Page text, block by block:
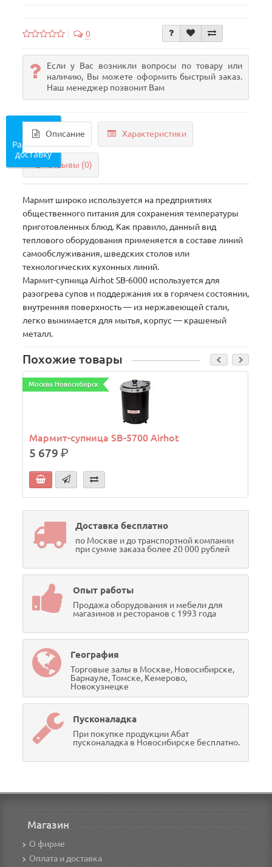
0
Если у Вас возникли вопросы по товару или
наличию, Вы можете оформить быстрый заказ.
Наш менеджер позвонит Вам
Описание Характеристики
Отзывы (0)
Мармит широко используется на предприятиях
общественного питания для сохранения температуры
приготовленных блюд. Как правило, данный вид
теплового оборудования применяется в составе линий
самообслуживания, шведских столов или
технологических кухонных линий.
Мармит-супница Airhot SB-6000 используется для
разогрева супов и поддержания их в горячем состоянии,
внутренняя поверхность — из нержавеющей стали,
легко вынимается для мытья, корпус — крашеный
металл.
Похожие товары
Москва Новосибирск
Мармит-супница SB-5700 Airhot
5 679р.
Доставка бесплатно
по Москве и до транспортной компании
при сумме заказа более 20 000 рублей
Опыт работы
Продажа оборудования и мебели для
магазинов и ресторанов с 1993 года
География
Торговые залы в Москве, Новосибирске,
Барнауле, Томске, Кемерово,
Новокузнецке
Пусконаладка
При покупке продукции Абат
пусконаладка в Новосибирске бесплатно.
Магазин
О фирме
Оплата и доставка
Рассчитать
доставку